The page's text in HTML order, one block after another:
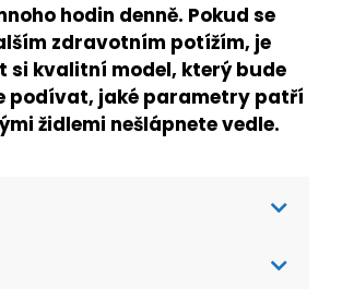
hodin denně. Pokud se
zdravotním potížím, je
si kvalitní model, který bude
podívat, jaké parametry patří
židlemi nešlápnete vedle.